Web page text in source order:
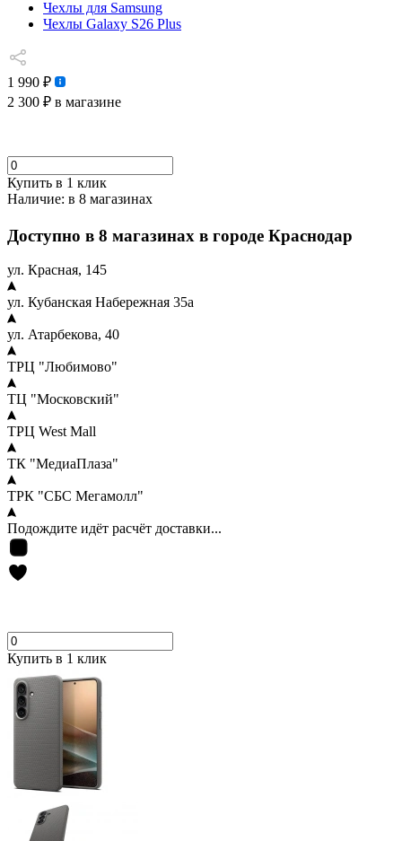
Чехлы для Samsung
Чехлы Galaxy S26 Plus
1 990 ₽
2 300 ₽ в магазине
Купить в 1 клик
Наличие: в 8 магазинах
Доступно в 8 магазинах в городе Краснодар
ул. Красная, 145
ул. Кубанская Набережная 35а
ул. Атарбекова, 40
ТРЦ "Любимово"
ТЦ "Московский"
ТРЦ West Mall
ТК "МедиаПлаза"
ТРК "СБС Мегамолл"
Подождите идёт расчёт доставки...
Купить в 1 клик